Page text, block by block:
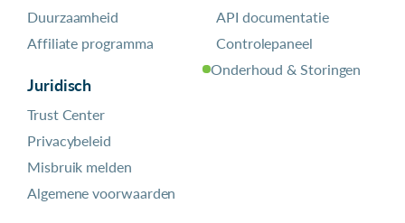
Duurzaamheid
Affiliate programma
Juridisch
Trust Center
Privacybeleid
Misbruik melden
Algemene voorwaarden
API documentatie
Controlepaneel
Onderhoud & Storingen